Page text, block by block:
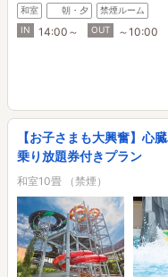
和室 朝・夕
禁煙ルーム
IN
14:00～ OUT ～10:00
【お子さまも大興奮】心
乗り放題券付きプラン
和室10畳 （禁煙）